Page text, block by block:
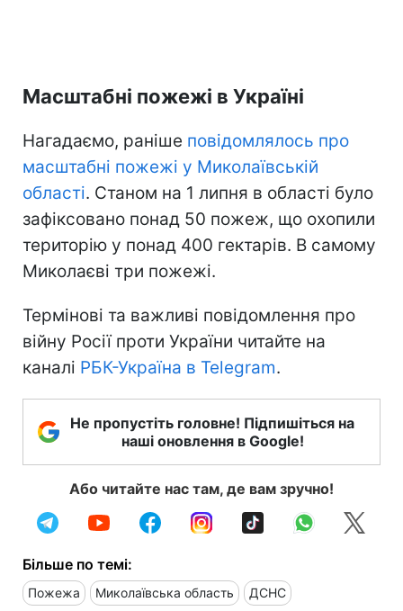
Масштабні пожежі в Україні
Нагадаємо, раніше повідомлялось про
масштабні пожежі у Миколаївській
області. Станом на 1 липня в області було
зафіксовано понад 50 пожеж, що охопили
територію у понад 400 гектарів. В самому
Миколаєві три пожежі.
Термінові та важливі повідомлення про
війну Росії проти України читайте на
каналі РБК-Україна в Telegram.
Не пропустіть головне! Підпишіться на
наші оновлення в Google!
Або читайте нас там, де вам зручно!
Більше по темі:
Пожежа Миколаївська область ДСНС